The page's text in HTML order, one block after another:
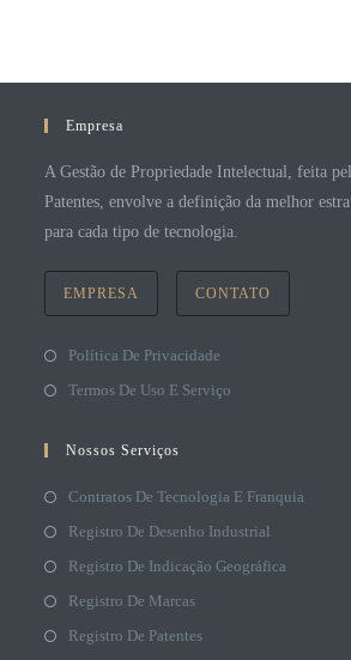
Empresa
A Gestão de Propriedade Intelectual, feita
Patentes, envolve a definição da melhor
para cada tipo de tecnologia.
EMPRESA CONTATO
Política De Privacidade
Termos De Uso E Serviço
Nossos Serviços
Contratos De Tecnologia E Franquia
Registro De Desenho Industrial
Registro De Indicação Geográfica
Registro De Marcas
Registro De Patentes